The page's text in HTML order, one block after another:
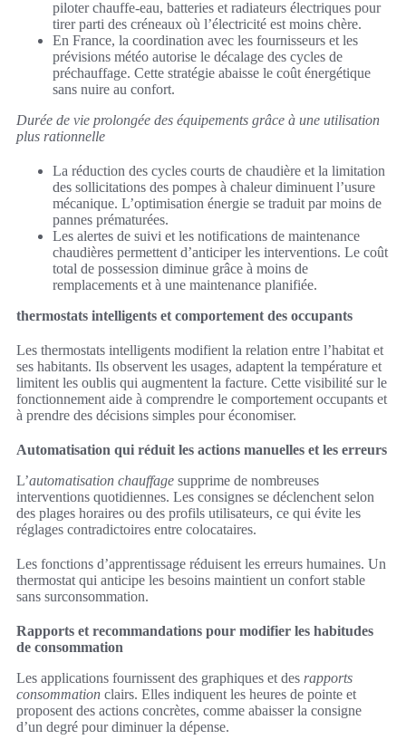
piloter chauffe-eau, batteries et radiateurs électriques pour
tirer parti des créneaux où l’électricité est moins chère.
En France, la coordination avec les fournisseurs et les
prévisions météo autorise le décalage des cycles de
préchauffage. Cette stratégie abaisse le coût énergétique
sans nuire au confort.
Durée de vie prolongée des équipements grâce à une utilisation
plus rationnelle
La réduction des cycles courts de chaudière et la limitation
des sollicitations des pompes à chaleur diminuent l’usure
mécanique. L’optimisation énergie se traduit par moins de
pannes prématurées.
Les alertes de suivi et les notifications de maintenance
chaudières permettent d’anticiper les interventions. Le coût
total de possession diminue grâce à moins de
remplacements et à une maintenance planifiée.
thermostats intelligents et comportement des occupants
Les thermostats intelligents modifient la relation entre l’habitat et
ses habitants. Ils observent les usages, adaptent la température et
limitent les oublis qui augmentent la facture. Cette visibilité sur le
fonctionnement aide à comprendre le comportement occupants et
à prendre des décisions simples pour économiser.
Automatisation qui réduit les actions manuelles et les erreurs
L’automatisation chauffage supprime de nombreuses
interventions quotidiennes. Les consignes se déclenchent selon
des plages horaires ou des profils utilisateurs, ce qui évite les
réglages contradictoires entre colocataires.
Les fonctions d’apprentissage réduisent les erreurs humaines. Un
thermostat qui anticipe les besoins maintient un confort stable
sans surconsommation.
Rapports et recommandations pour modifier les habitudes
de consommation
Les applications fournissent des graphiques et des rapports
consommation clairs. Elles indiquent les heures de pointe et
proposent des actions concrètes, comme abaisser la consigne
d’un degré pour diminuer la dépense.